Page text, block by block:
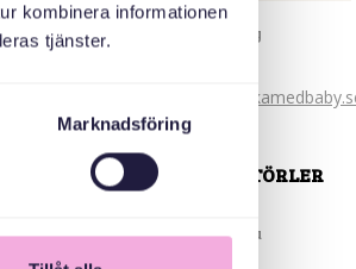
kombinera informationen
tjänster.
Marknadsföring
Svenska med baby
ORTAK ORGANIZATÖRLER
Ulusal Miras Fonu